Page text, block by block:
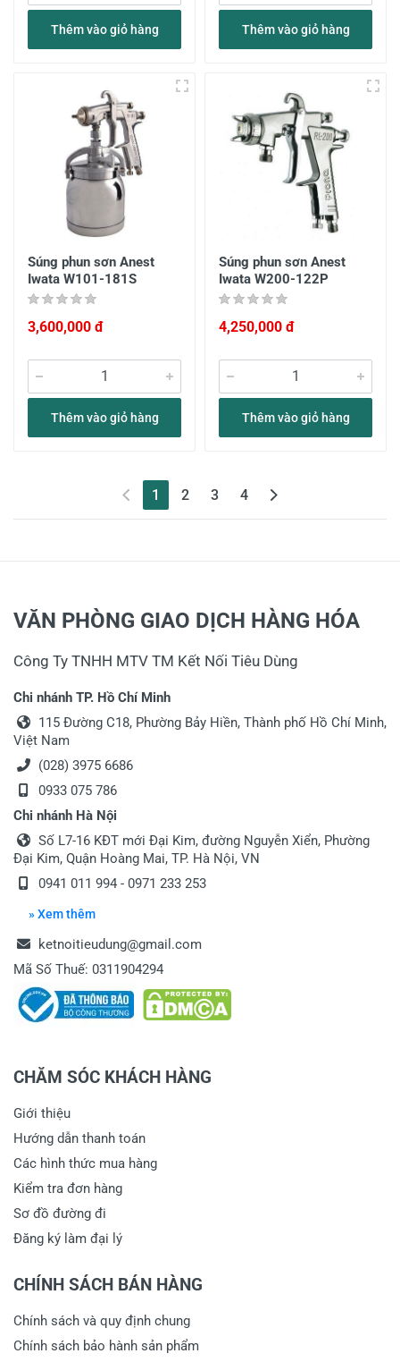
Thêm vào giỏ hàng Thêm vào giỏ hàng
Súng phun sơn Anest
Iwata W101-181S
3,600,000 đ
Thêm vào giỏ hàng
Súng phun sơn Anest
Iwata W200-122P
4,250,000 đ
Thêm vào giỏ hàng
1 (current)
2 3 4
VĂN PHÒNG GIAO DỊCH HÀNG HÓA
Công Ty TNHH MTV TM Kết Nối Tiêu Dùng
Chi nhánh TP. Hồ Chí Minh
115 Đường C18, Phường Bảy Hiền, Thành phố Hồ Chí Minh,
Việt Nam
(028) 3975 6686
0933 075 786
Chi nhánh Hà Nội
Số L7-16 KĐT mới Đại Kim, đường Nguyễn Xiển, Phường
Đại Kim, Quận Hoàng Mai, TP. Hà Nội, VN
0941 011 994 - 0971 233 253
» Xem thêm
ketnoitieudung@gmail.com
Mã Số Thuế: 0311904294
CHĂM SÓC KHÁCH HÀNG
Giới thiệu
Hướng dẫn thanh toán
Các hình thức mua hàng
Kiểm tra đơn hàng
Sơ đồ đường đi
Đăng ký làm đại lý
CHÍNH SÁCH BÁN HÀNG
Chính sách và quy định chung
Chính sách bảo hành sản phẩm